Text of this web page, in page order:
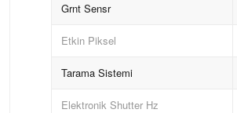
Grnt Sensr
Etkin Piksel
Tarama Sistemi
Elektronik Shutter Hz